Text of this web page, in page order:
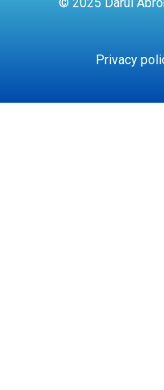
© 2025 Darul
Privacy